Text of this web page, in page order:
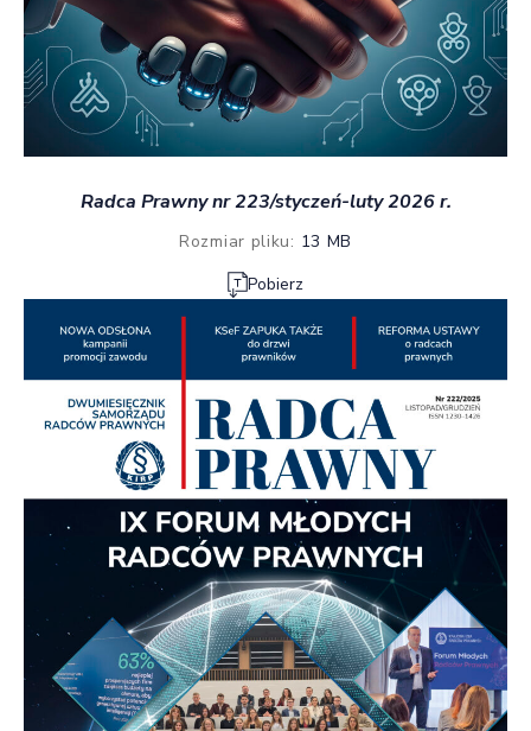
Radca Prawny nr 223/styczeń-luty 2026 r.
Rozmiar pliku: 13 MB
Pobierz